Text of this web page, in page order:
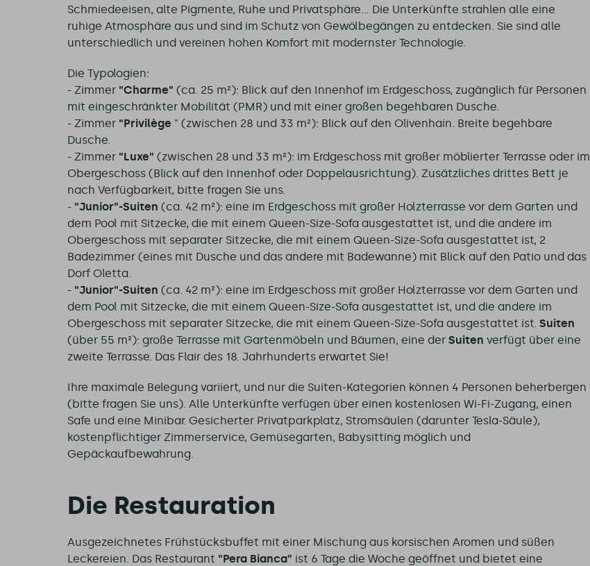
Schmiedeeisen, alte Pigmente, Ruhe und Privatsphäre... Die Unterkünfte strahlen alle eine
ruhige Atmosphäre aus und sind im Schutz von Gewölbegängen zu entdecken. Sie sind alle
unterschiedlich und vereinen hohen Komfort mit modernster Technologie.
Die Typologien:
- Zimmer "Charme" (ca. 25 m²): Blick auf den Innenhof im Erdgeschoss, zugänglich für Personen
mit eingeschränkter Mobilität (PMR) und mit einer großen begehbaren Dusche.
- Zimmer "Privilège " (zwischen 28 und 33 m²): Blick auf den Olivenhain. Breite begehbare
Dusche.
- Zimmer "Luxe" (zwischen 28 und 33 m²): im Erdgeschoss mit großer möblierter Terrasse oder im
Obergeschoss (Blick auf den Innenhof oder Doppelausrichtung). Zusätzliches drittes Bett je
nach Verfügbarkeit, bitte fragen Sie uns.
- "Junior"-Suiten (ca. 42 m²): eine im Erdgeschoss mit großer Holzterrasse vor dem Garten und
dem Pool mit Sitzecke, die mit einem Queen-Size-Sofa ausgestattet ist, und die andere im
Obergeschoss mit separater Sitzecke, die mit einem Queen-Size-Sofa ausgestattet ist, 2
Badezimmer (eines mit Dusche und das andere mit Badewanne) mit Blick auf den Patio und das
Dorf Oletta.
- "Junior"-Suiten (ca. 42 m²): eine im Erdgeschoss mit großer Holzterrasse vor dem Garten und
dem Pool mit Sitzecke, die mit einem Queen-Size-Sofa ausgestattet ist, und die andere im
Obergeschoss mit separater Sitzecke, die mit einem Queen-Size-Sofa ausgestattet ist. Suiten
(über 55 m²): große Terrasse mit Gartenmöbeln und Bäumen, eine der Suiten verfügt über eine
zweite Terrasse. Das Flair des 18. Jahrhunderts erwartet Sie!
Ihre maximale Belegung variiert, und nur die Suiten-Kategorien können 4 Personen beherbergen
(bitte fragen Sie uns). Alle Unterkünfte verfügen über einen kostenlosen Wi-Fi-Zugang, einen
Safe und eine Minibar. Gesicherter Privatparkplatz, Stromsäulen (darunter Tesla-Säule),
kostenpflichtiger Zimmerservice, Gemüsegarten, Babysitting möglich und
Gepäckaufbewahrung.
Die Restauration
Ausgezeichnetes Frühstücksbuffet mit einer Mischung aus korsischen Aromen und süßen
Leckereien. Das Restaurant "Pera Bianca" ist 6 Tage die Woche geöffnet und bietet eine